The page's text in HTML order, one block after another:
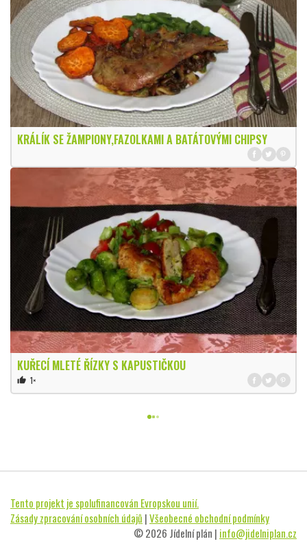
KRÁLÍK SE ŽAMPIONY,FAZOLKAMI A BATÁTOVÝMI CHIPSY
KUŘECÍ MLETÉ ŘÍZKY S KAPUSTIČKOU
thumb_up 1×
Tento projekt je spolufinancován Evropskou unií.
Zásady zpracování osobních údajů |Všeobecné obchodní podmínky
© 2026 Jídelní plán | info@jidelniplan.cz